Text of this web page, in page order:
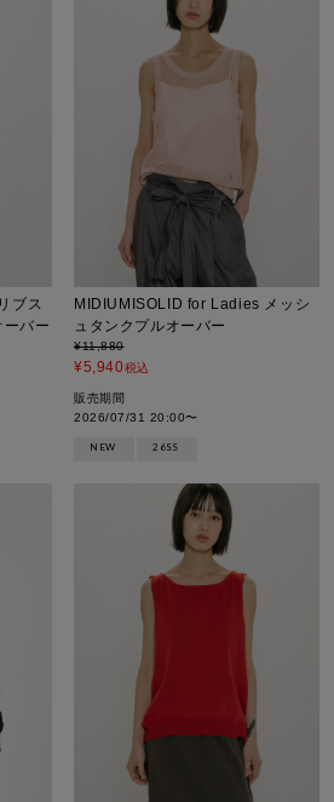
ブス
バー
MIDIUMISOLID for Ladies メッシ
ュタンクプルオーバー
¥11,880
¥5,940税込
販売期間
2026/07/31 20:00〜
NEW 26SS